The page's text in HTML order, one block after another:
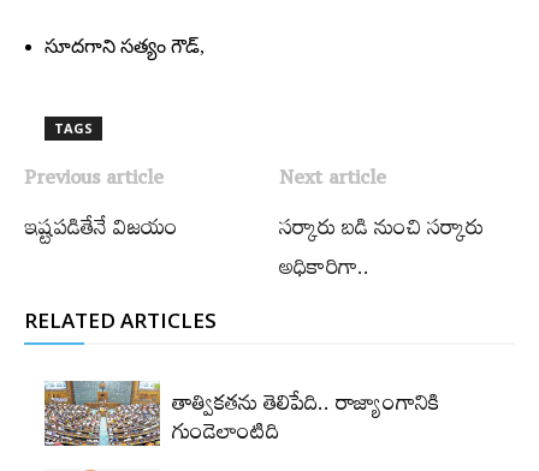
సూదగాని సత్యం గౌడ్‌,
TAGS
Previous article
ఇష్టపడితేనే విజయం
Next article
సర్కారు బడి నుంచి సర్కారు
అధికారిగా..
RELATED ARTICLES
తాత్వికతను తెలిపేది.. రాజ్యాంగానికి
గుండెలాంటిది